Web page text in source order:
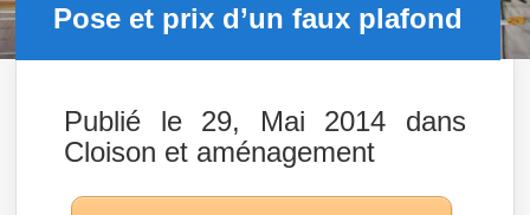
Pose et prix d’un faux plafond
Publié le 29, Mai 2014 dans
Cloison et aménagement